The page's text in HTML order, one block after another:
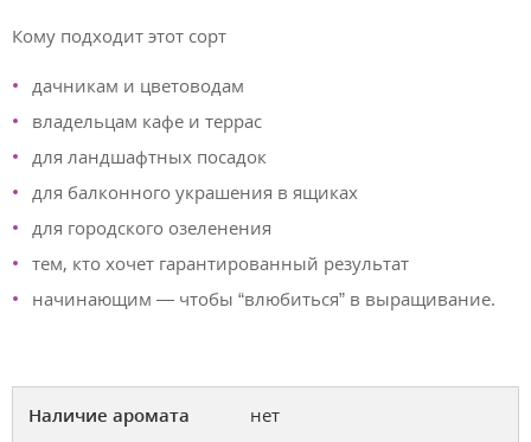
Кому подходит этот сорт
дачникам и цветоводам
владельцам кафе и террас
для ландшафтных посадок
для балконного украшения в ящиках
для городского озеленения
тем, кто хочет гарантированный результат
начинающим — чтобы “влюбиться” в выращивание.
Наличие аромата нет